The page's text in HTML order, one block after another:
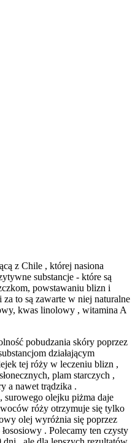
z Chile , której nasiona
substancje - które są
powstawaniu blizn i
to są zawarte w niej naturalne
kwas linolowy , witamina A
pobudzania skóry poprzez
działającym
tej róży w leczeniu blizn ,
plam starczych ,
a nawet trądzika .
surowego olejku piżma daje
róży otrzymuje się tylko
olej wyróżnia się poprzez
. Polecamy ten czysty